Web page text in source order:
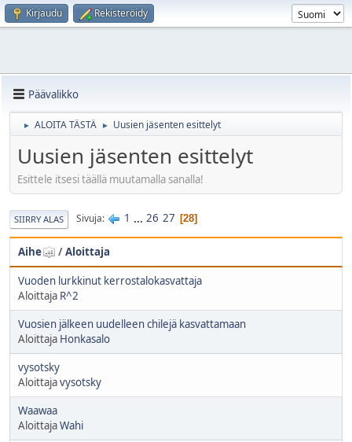
Kirjaudu Rekisteröidy
Päävalikko
► ALOITA TÄSTÄ ► Uusien jäsenten esittelyt
Uusien jäsenten esittelyt
Esittele itsesi täällä muutamalla sanalla!
SIIRRY ALAS Sivuja 1 ... 26 27 28
Aihe /Aloittaja
Vuoden lurkkinut kerrostalokasvattaja
Aloittaja R^2
Vuosien jälkeen uudelleen chilejä kasvattamaan
Aloittaja Honkasalo
vysotsky
Aloittajavysotsky
Waawaa
AloittajaWahi